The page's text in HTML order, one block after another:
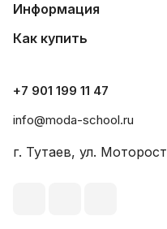
Информация
Как купить
+7 901 199 11 47
info@moda-school.ru
г. Тутаев, ул.